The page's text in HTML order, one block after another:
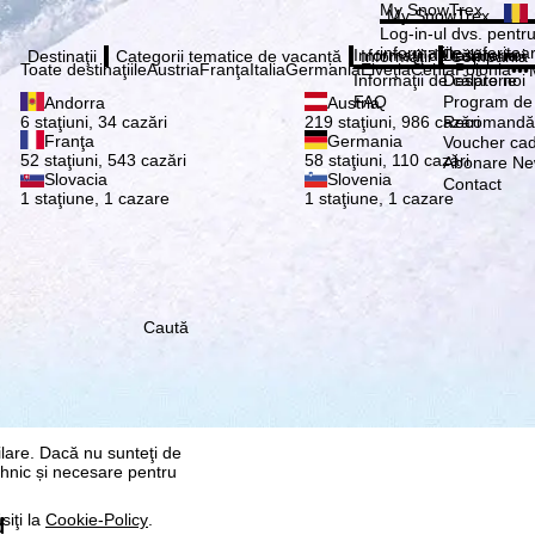
pe care noi, TravelTrex
folosind informații
recomandări
nevoie de
anumitor date cu
Dacă nu sunteţi de
și necesare pentru
la Cookie-Policy
Abonează
My SnowTrex
My SnowTrex
Log-in-ul dvs.
informaţiile
Vă
Destinaţii
Toate destinaţiileAustriaFranţaItaliaGermaniaElveţiaCehiaPolonia•••
Andorra
6 staţiuni, 34 cazări
Austria
219 staţiuni, 986 cazări
Franţa
52 staţiuni, 543 cazări
Germania
58 staţiuni, 110 cazări
Slovacia
1 staţiune, 1 cazare
Slovenia
1 staţiune, 1 cazare
Categorii tematice de vacanță Informaţii
Informaţii de călătorie
Informaţii de călătorie
FAQ
Compania
Despre noi
Despre noi
Program
Voucher
Abonare
Contact
Caută